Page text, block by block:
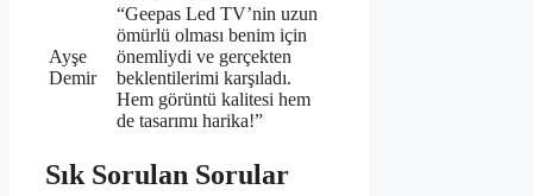
Ayşe
Demir
“Geepas Led TV’nin uzun
ömürlü olması benim için
önemliydi ve gerçekten
beklentilerimi karşıladı.
Hem görüntü kalitesi hem
de tasarımı harika!”
Sık Sorulan Sorular